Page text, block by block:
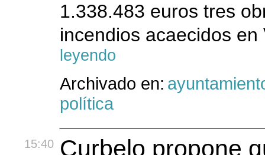
1.338.483 euros tres
incendios acaecidos
leyendo
Archivado en:
política
15:40 Curbelo propone